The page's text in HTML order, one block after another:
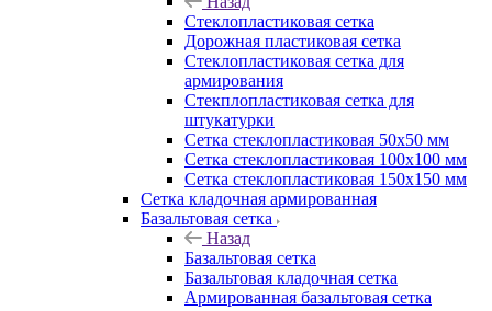
Стеклопластиковая сетка
Дорожная пластиковая сетка
Стеклопластиковая сетка для
армирования
Стекплопластиковая сетка для
штукатурки
Сетка стеклопластиковая 50x50 мм
Сетка стеклопластиковая 100x100 мм
Сетка стеклопластиковая 150x150 мм
Сетка кладочная армированная
Базальтовая сетка
Назад
Базальтовая сетка
Базальтовая кладочная сетка
Армированная базальтовая сетка